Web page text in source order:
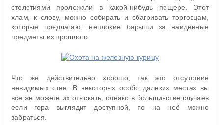
столетиями пролежали в какой-нибудь пещере. Этот
хлам, к слову, можно собирать и сбагривать торговцам,
которые предлагают неплохие барыши за найденные
предметы из прошлого.
Что же действительно хорошо, так это отсутствие
невидимых стен. В некоторых особо далеких местах вы
все же можете их отыскать, однако в большинстве случаев
если гора выглядит доступной, то на неё можно
забраться.